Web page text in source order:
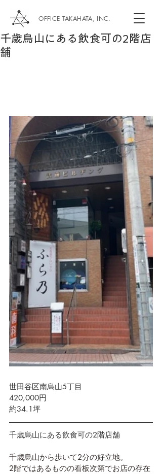
OFFICE TAKAHATA, INC.
千歳烏山にある飲食可の2階店
舗
世田谷区南烏山5丁目
420,000円
約34.1坪
千歳烏山にある飲食可の2階店舗
千歳烏山から歩いて2分の好立地。
2階ではあるものの看板次第でお店の存在